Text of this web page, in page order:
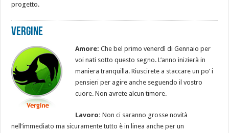
progetto.
Vergine
Amore: Che bel primo venerdì di Gennaio per
voi nati sotto questo segno. L’anno inizierà in
maniera tranquilla. Riuscirete a staccare un po’ i
pensieri per agire anche seguendo il vostro
cuore. Non avrete alcun timore.
Lavoro: Non ci saranno grosse novità
nell’immediato ma sicuramente tutto è in linea anche per un